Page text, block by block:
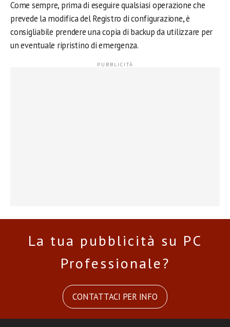
Come sempre, prima di eseguire qualsiasi operazione che
prevede la modifica del Registro di configurazione, è
consigliabile prendere una copia di backup da utilizzare per
un eventuale ripristino di emergenza.
La tua pubblicità su PC
Professionale?
CONTATTACI PER INFO